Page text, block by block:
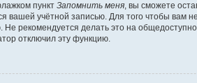
пункт Запомнить меня, вы сможете
вашей учётной записью. Для того чтобы
рекомендуется делать это на
отключил эту функцию.